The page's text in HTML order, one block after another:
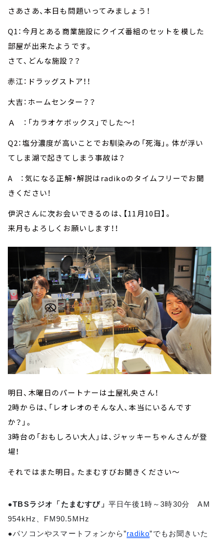
さあさあ、本日も問題いってみましょう！
Q1：今月とある商業施設にクイズ番組のセットを模した
部屋が出来たようです。
さて、どんな施設？？
赤江：ドラッグストア！！
大吉：ホームセンター？？
Ａ ：「カラオケボックス」でした～！
Q2：塩分濃度が高いことでお馴染みの「死海」。体が浮い
てしま湖で起きてしまう事故は？
A ：気になる正解・解説はradikoのタイムフリーでお聞
きください！
伊沢さんに次お会いできるのは、【11月10日】。
来月もよろしくお願いします！！
明日、木曜日のパートナーは土屋礼央さん！
2時からは、「レオレオのそんな人、本当にいるんです
か？」。
3時台の「おもしろい大人」は、ジャッキーちゃんさんが登
場！
それではまた明日。たまむすびお聞きください～
●TBSラジオ「たまむすび」 平日午後1時～3時30分 AM
954kHz、FM90.5MHz
●パソコンやスマートフォンから”radiko”でもお聞きいた